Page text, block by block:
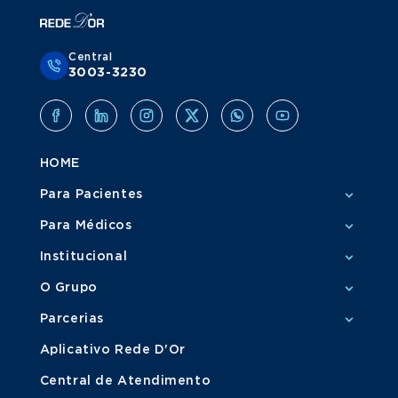
Central
3003-3230
HOME
Para Pacientes
Para Médicos
Institucional
O Grupo
Parcerias
Aplicativo Rede D'Or
Central de Atendimento